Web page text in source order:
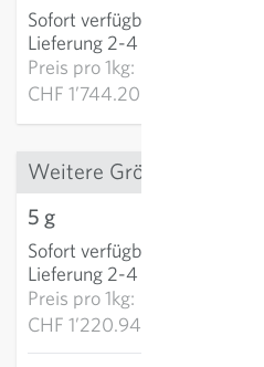
Sofort verfügbar
Lieferung 2-4 Tage
Preis pro1kg:
CHF 1’744.20
Weitere Grössen
5 g
Sofort verfügbar
Lieferung 2-4 Tage
Preis pro1kg:
CHF 1’220.94